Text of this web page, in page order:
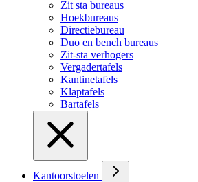
Zit sta bureaus
Hoekbureaus
Directiebureau
Duo en bench bureaus
Zit-sta verhogers
Vergadertafels
Kantinetafels
Klaptafels
Bartafels
Kantoorstoelen